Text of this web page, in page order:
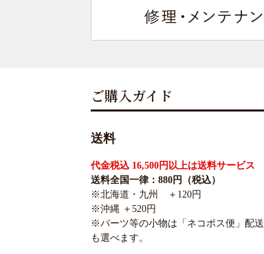
ご購入ガイド
送料
代金税込 16,500円以上は送料サービス
送料全国一律：880円（税込）
※北海道・九州 ＋120円
※沖縄 ＋520円
※パーツ等の小物は「ネコポス便」配送
も選べます。